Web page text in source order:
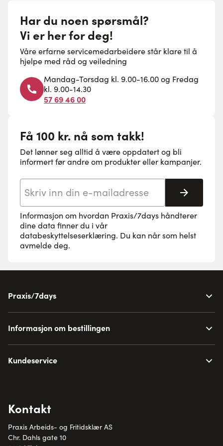
Har du noen spørsmål?
Vi er her for deg!
Våre erfarne servicemedarbeidere står klare til å
hjelpe med råd og veiledning
Mandag-Torsdag kl. 9.00-16.00 og Fredag
kl. 9.00-14.30
57 69 46 00
Få 100 kr. nå som takk!
Det lønner seg alltid å være oppdatert og bli
informert før andre om produkter eller kampanjer.
Informasjon om hvordan Praxis/7days håndterer
dine data finner du i vår
databeskyttelseserklæring. Du kan når som helst
avmelde deg.
Praxis/7days
Informasjon om bestillingen
Kundeservice
Kontakt
Praxis Arbeids- og Fritidsklær AS
Chr. Dahls gate 10